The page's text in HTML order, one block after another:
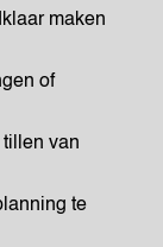
maken
of
van
te